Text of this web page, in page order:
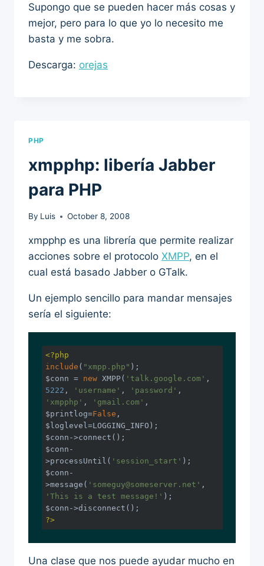
Supongo que se pueden hacer más cosas y
mejor, pero para lo que yo lo necesito me
basta y me sobra.
Descarga: orejas
PHP
xmpphp: libería Jabber
para PHP
By Luis October 8, 2008
xmpphp es una librería que permite realizar
acciones sobre el protocolo XMPP, en el
cual está basado Jabber o GTalk.
Un ejemplo sencillo para mandar mensajes
sería el siguiente:
<?php
include ( "xmpp.php" );
$conn = new XMPP( 'talk.google.com'
5222 , 'username' , 'password'
'xmpphp' , 'gmail.com' ,
$printlog=False ,
$loglevel=LOGGING_INFO);
$conn->connect();
$conn-
>processUntil( 'session_start' );
$conn-
>message( 'someguy@someserver.net'
'This is a test message!' );
?>
Una clase que nos puede ayudar mucho en